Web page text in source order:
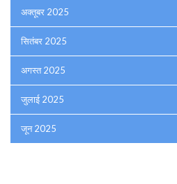
अक्तूबर 2025
सितंबर 2025
अगस्त 2025
जुलाई 2025
जून 2025